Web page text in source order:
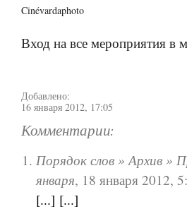
Cinévardaphoto
Вход на все мероприятия в
Добавлено:
16 января 2012, 17:05
Комментарии:
Порядок слов » Архив »
января, 18 января 2012,
[...] [...]